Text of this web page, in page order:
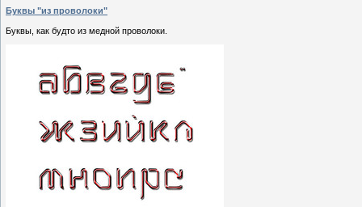
Буквы "из проволоки"
Буквы, как будто из медной проволоки.